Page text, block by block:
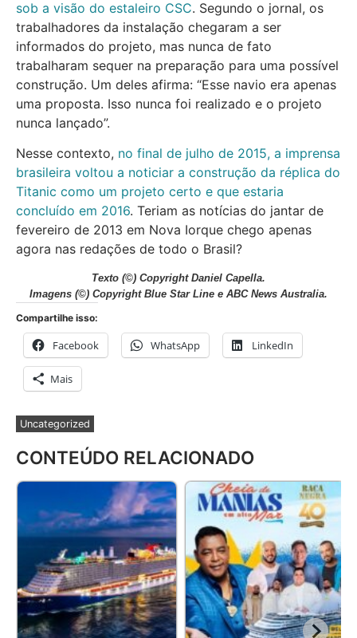
sob a visão do estaleiro CSC. Segundo o jornal, os
trabalhadores da instalação chegaram a ser
informados do projeto, mas nunca de fato
trabalharam sequer na preparação para uma possível
construção. Um deles afirma: “Esse navio era apenas
uma proposta. Isso nunca foi realizado e o projeto
nunca lançado”.
Nesse contexto, no final de julho de 2015, a imprensa
brasileira voltou a noticiar a construção da réplica do
Titanic como um projeto certo e que estaria
concluído em 2016. Teriam as notícias do jantar de
fevereiro de 2013 em Nova Iorque chego apenas
agora nas redações de todo o Brasil?
Texto (©) Copyright Daniel Capella.
Imagens (©) Copyright Blue Star Line e ABC News Australia.
Compartilhe isso:
Facebook WhatsApp LinkedIn
Mais
Uncategorized
CONTEÚDO RELACIONADO